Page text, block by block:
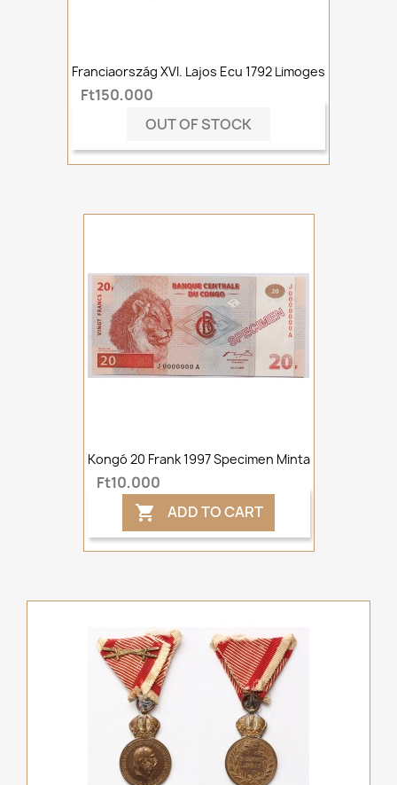
Franciaország XVI. Lajos Ecu 1792 Limoges
Ft150,000
OUT OF STOCK
Kongó 20 Frank 1997 Specimen Minta
Ft10,000
 ADD TO CART